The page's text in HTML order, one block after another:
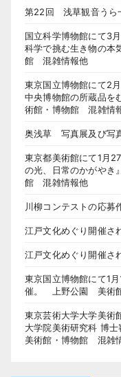
第22回 浅草観音う
国立科学博物館にて3
科学で挑む生き物の
館 混雑情報他
東京国立博物館にて2
中央博物館の所蔵品
術館・博物館 混雑情
奥浅草 写真展及び写
東京都美術館にて1月
の光、日常のかがや
館 混雑情報他
川柳コンテストの応募
江戸文化めぐり開催さ
江戸文化めぐり開催さ
東京国立博物館にて1
催。 上野公園 美術
東京芸術大学大学美術
大学院美術研究科 博
美術館・博物館 混雑